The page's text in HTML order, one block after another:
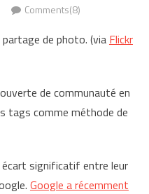
Comments(8)
partage de photo. (via Flickr
de communauté en
tags comme méthode de
écart significatif entre leur
Google a récemment